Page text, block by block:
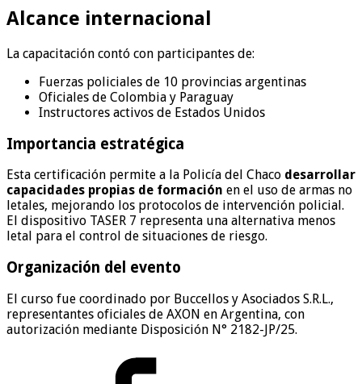
Alcance internacional
La capacitación contó con participantes de:
Fuerzas policiales de 10 provincias argentinas
Oficiales de Colombia y Paraguay
Instructores activos de Estados Unidos
Importancia estratégica
Esta certificación permite a la Policía del Chaco desarrollar
capacidades propias de formación en el uso de armas no
letales, mejorando los protocolos de intervención policial.
El dispositivo TASER 7 representa una alternativa menos
letal para el control de situaciones de riesgo.
Organización del evento
El curso fue coordinado por Buccellos y Asociados S.R.L.,
representantes oficiales de AXON en Argentina, con
autorización mediante Disposición N° 2182-JP/25.